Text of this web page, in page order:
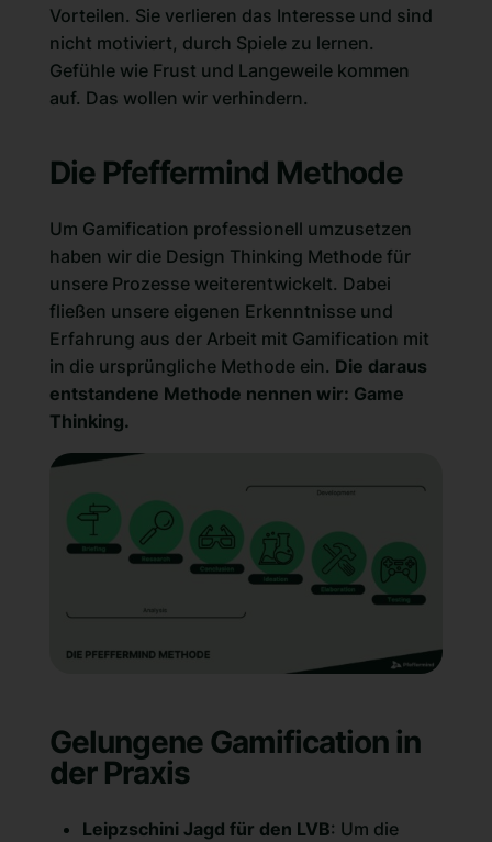
Vorteilen. Sie verlieren das Interesse und sind
nicht motiviert, durch Spiele zu lernen.
Gefühle wie Frust und Langeweile kommen
auf. Das wollen wir verhindern.
Die Pfeffermind Methode
Um Gamification professionell umzusetzen
haben wir die Design Thinking Methode für
unsere Prozesse weiterentwickelt. Dabei
fließen unsere eigenen Erkenntnisse und
Erfahrung aus der Arbeit mit Gamification mit
in die ursprüngliche Methode ein. Die daraus
entstandene Methode nennen wir: Game
Thinking.
Gelungene Gamification in
der Praxis
Leipzschini Jagd für den LVB: Um die